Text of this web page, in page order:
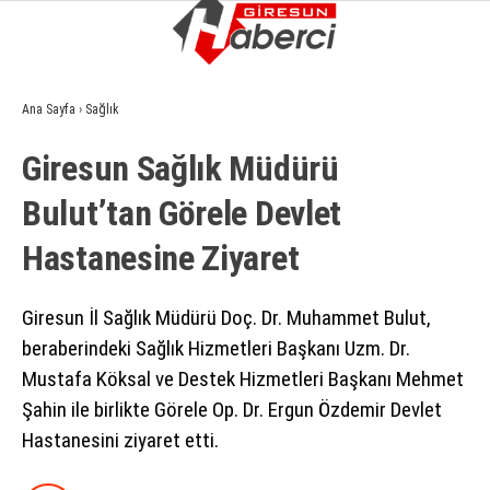
GÜNDEM
EKONOMI
SIYASET
ASAYIŞ
SPOR
YAŞAM
EĞITIM
SAĞLIK
Ana Sayfa › Sağlık
Giresun Sağlık Müdürü
Bulut’tan Görele Devlet
Hastanesine Ziyaret
Giresun İl Sağlık Müdürü Doç. Dr. Muhammet Bulut,
beraberindeki Sağlık Hizmetleri Başkanı Uzm. Dr.
Mustafa Köksal ve Destek Hizmetleri Başkanı Mehmet
Şahin ile birlikte Görele Op. Dr. Ergun Özdemir Devlet
Hastanesini ziyaret etti.